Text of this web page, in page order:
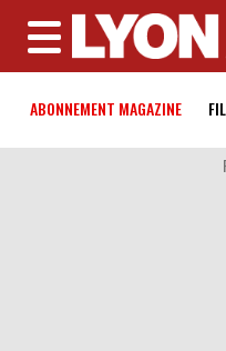
MENU
ABONNEMENT MAGAZINE